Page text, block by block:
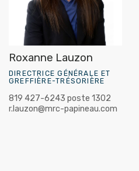
Roxanne Lauzon
DIRECTRICE GÉNÉRALE ET
GREFFIÈRE-TRÉSORIÈRE
819 427-6243 poste 1302
r.lauzon@mrc-papineau.com